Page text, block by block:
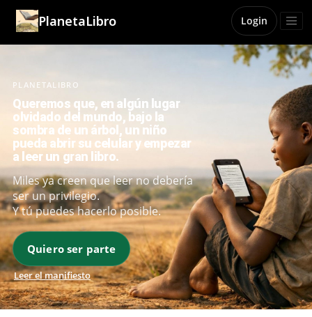
PlanetaLibro Login
PLANETALIBRO
Queremos que, en algún lugar
olvidado del mundo, bajo la
sombra de un árbol, un niño
pueda abrir su celular y empezar
a leer un gran libro.
Miles ya creen que leer no debería
ser un privilegio.
Y tú puedes hacerlo posible.
Quiero ser parte
Leer el manifiesto